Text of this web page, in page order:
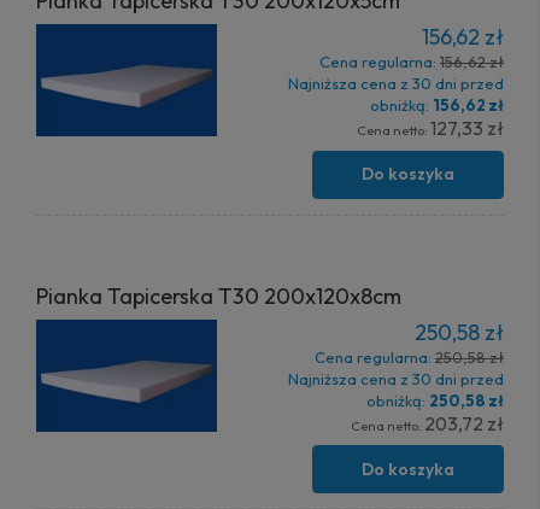
156,62 zł
Cena regularna: 156,62 zł
Najniższa cena z 30 dni przed
obniżką: 156,62 zł
Cena netto: 127,33 zł
Do koszyka
Pianka Tapicerska T30 200x120x8cm
250,58 zł
Cena regularna: 250,58 zł
Najniższa cena z 30 dni przed
obniżką: 250,58 zł
Cena netto: 203,72 zł
Do koszyka